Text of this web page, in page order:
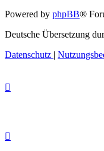
Powered by phpBB®
Deutsche Übersetzung
Datenschutz |